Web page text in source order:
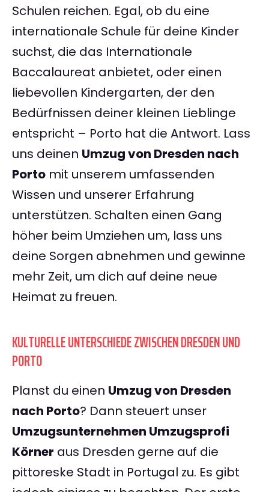
Schulen reichen. Egal, ob du eine
internationale Schule für deine Kinder
suchst, die das Internationale
Baccalaureat anbietet, oder einen
liebevollen Kindergarten, der den
Bedürfnissen deiner kleinen Lieblinge
entspricht – Porto hat die Antwort. Lass
uns deinen Umzug von Dresden nach
Porto mit unserem umfassenden
Wissen und unserer Erfahrung
unterstützen. Schalten einen Gang
höher beim Umziehen um, lass uns
deine Sorgen abnehmen und gewinne
mehr Zeit, um dich auf deine neue
Heimat zu freuen.
KULTURELLE UNTERSCHIEDE ZWISCHEN DRESDEN UND
PORTO
Planst du einen Umzug von Dresden
nach Porto? Dann steuert unser
Umzugsunternehmen Umzugsprofi
Körner aus Dresden gerne auf die
pittoreske Stadt in Portugal zu. Es gibt